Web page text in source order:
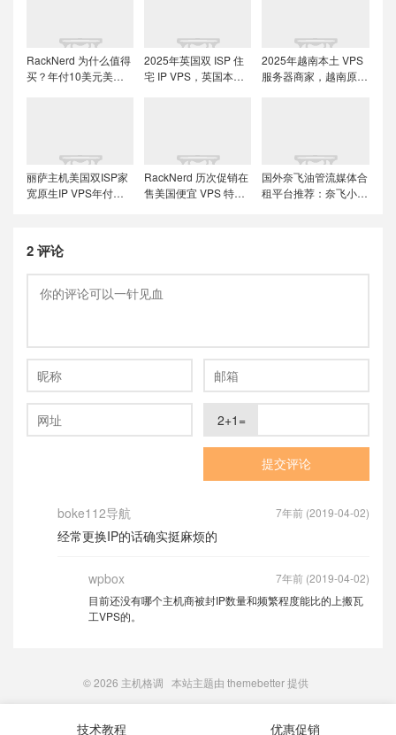
RackNerd 为什么值得
买？年付10美元美国
2025年英国双 ISP 住
宅 IP VPS，英国本土
2025年越南本土 VPS
服务器商家，越南原生
丽萨主机美国双ISP家
宽原生IP VPS年付特
RackNerd 历次促销在
售美国便宜 VPS 特价
国外奈飞油管流媒体合
租平台推荐：奈飞小
2 评论
2+1=
boke112导航
经常更换IP的话确实挺麻烦的
7年前 (2019-04-02)
wpbox
目前还没有哪个主机商被封IP数量和频繁程度能比的上搬瓦
工VPS的。
7年前 (2019-04-02)
© 2026 主机格调 本站主题由 themebetter提供
技术教程 优惠促销